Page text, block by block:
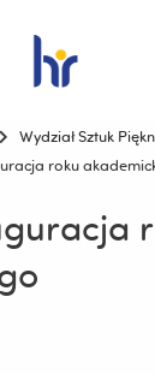
Wydział Sztuk
roku